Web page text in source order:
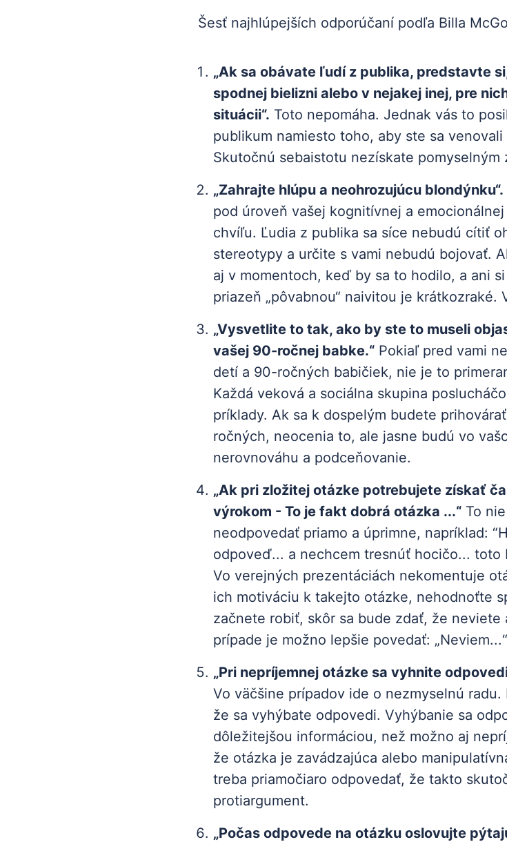
Šesť najhlúpejších odporúčaní podľa Billa
„Ak sa obávate ľudí z publika, predstavte
spodnej bielizni alebo v nejakej inej, pre
situácii“. Toto nepomáha. Jednak vás to
publikum namiesto toho, aby ste sa
Skutočnú sebaistotu nezískate pomyselným
„Zahrajte hlúpu a neohrozujúcu blondýnku“.
pod úroveň vašej kognitívnej a
chvíľu. Ľudia z publika sa síce nebudú cítiť
stereotypy a určite s vami nebudú bojovať.
aj v momentoch, keď by sa to hodilo, a ani
priazeň „pôvabnou“ naivitou je krátkozraké.
„Vysvetlite to tak, ako by ste to museli
vašej 90-ročnej babke.“ Pokiaľ pred vami
detí a 90-ročných babičiek, nie je to
Každá veková a sociálna skupina
príklady. Ak sa k dospelým budete
ročných, neocenia to, ale jasne budú vo
nerovnováhu a podceňovanie.
„Ak pri zložitej otázke potrebujete získať
výrokom - To je fakt dobrá otázka ...“ To
neodpovedať priamo a úprimne, napríklad:
odpoveď... a nechcem tresnúť hocičo... toto
Vo verejných prezentáciách nekomentuje
ich motiváciu k takejto otázke, nehodnoťte
začnete robiť, skôr sa bude zdať, že
prípade je možno lepšie povedať:
„Pri nepríjemnej otázke sa vyhnite
Vo väčšine prípadov ide o nezmyselnú
že sa vyhýbate odpovedi. Vyhýbanie sa
dôležitejšou informáciou, než možno aj
že otázka je zavádzajúca alebo
treba priamočiaro odpovedať, že takto
protiargument.
„Počas odpovede na otázku oslovujte